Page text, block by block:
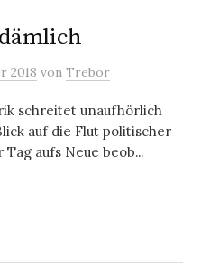
2018 von Trebor
schreitet unaufhörlich
auf die Flut politischer
aufs Neue beob...